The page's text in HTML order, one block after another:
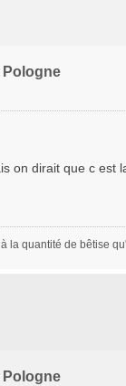
Pologne
on dirait que c
la quantité de bêtise
Pologne